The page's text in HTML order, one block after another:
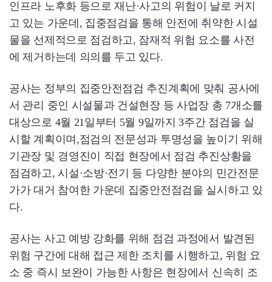
인프라 노후화 등으로 재난·사고의 위험이 날로 커지
고 있는 가운데, 집중점검을 통해 안전에 취약한 시설
물을 선제적으로 점검하고, 잠재적 위험 요소를 사전
에 제거하는데 의의를 두고 있다.
공사는 정부의 집중안전점검 추진계획에 맞춰 공사에
서 관리 중인 시설물과 건설현장 등 사업장 총 7개소를
대상으로 4월 21일부터 5월 9일까지 3주간 점검을 실
시할 계획이며,점검의 전문성과 투명성을 높이기 위해
기관장 및 경영진이 직접 현장에서 점검 추진상황을
점검하고, 시설·소방·전기 등 다양한 분야의 민간전문
가가 대거 참여한 가운데 집중안전점검을 실시하고 있
다.
공사는 사고 예방 강화를 위해 점검 과정에서 발견된
위험 구간에 대해 접근 제한 조치를 시행하고, 위험 요
소 중 즉시 보완이 가능한 사항은 현장에서 신속히 조